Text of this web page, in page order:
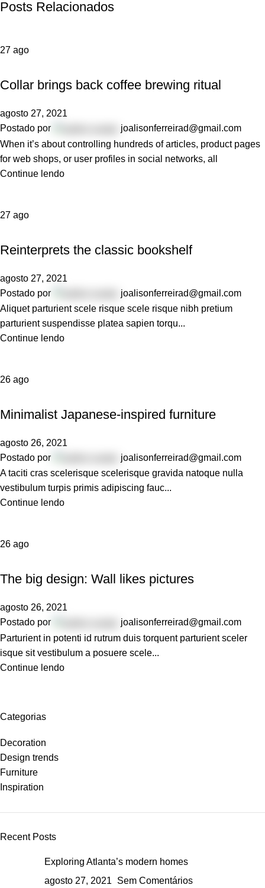
Posts Relacionados
27 ago
Collar brings back coffee brewing ritual
agosto 27, 2021
Postado por
joalisonferreirad@gmail.com
When it’s about controlling hundreds of articles, product pages
for web shops, or user profiles in social networks, all
Continue lendo
27 ago
Reinterprets the classic bookshelf
agosto 27, 2021
Postado por
joalisonferreirad@gmail.com
Aliquet parturient scele risque scele risque nibh pretium
parturient suspendisse platea sapien torqu...
Continue lendo
26 ago
Minimalist Japanese-inspired furniture
agosto 26, 2021
Postado por
joalisonferreirad@gmail.com
A taciti cras scelerisque scelerisque gravida natoque nulla
vestibulum turpis primis adipiscing fauc...
Continue lendo
26 ago
The big design: Wall likes pictures
agosto 26, 2021
Postado por
joalisonferreirad@gmail.com
Parturient in potenti id rutrum duis torquent parturient sceler
isque sit vestibulum a posuere scele...
Continue lendo
Categorias
Decoration
Design trends
Furniture
Inspiration
Recent Posts
Exploring Atlanta’s modern homes
agosto 27, 2021
Sem Comentários